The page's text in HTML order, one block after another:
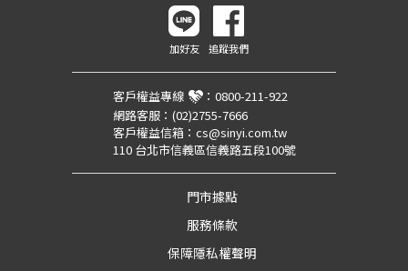
加好友 追蹤我們
客戶權益專線 ： 0800-211-922
網路客服： (02)2755-7666
客戶權益信箱： cs@sinyi.com.tw
110 台北市信義區信義路五段100號
門市據點
服務條款
保障隱私權聲明